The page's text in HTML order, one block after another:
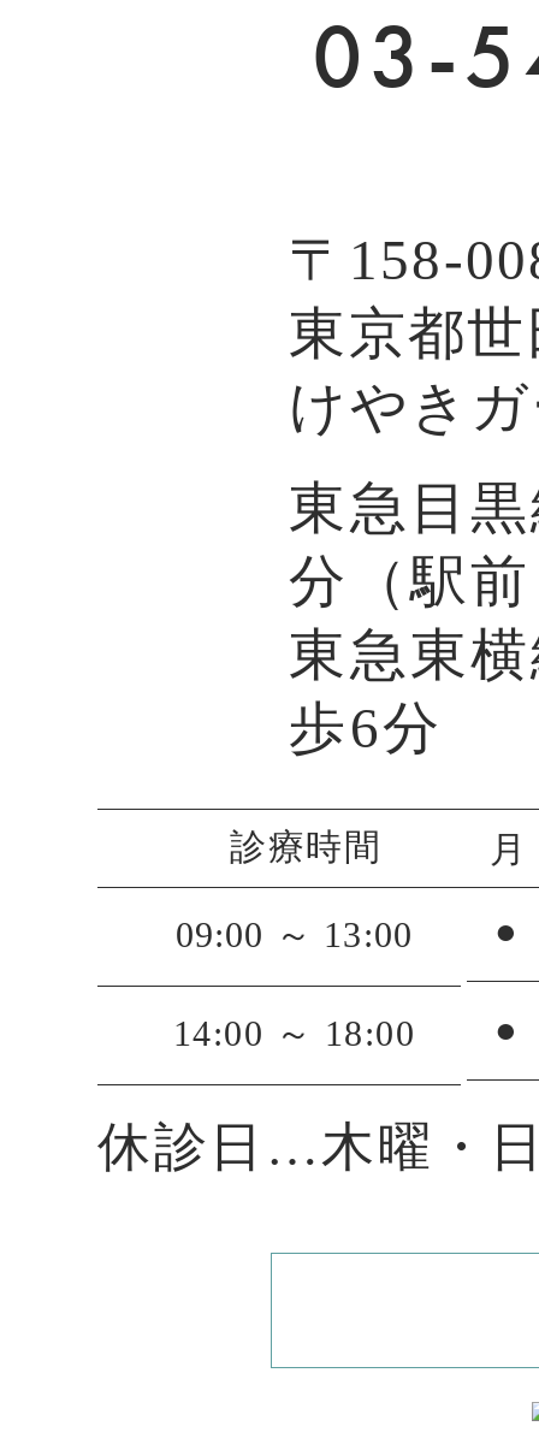
03-
〒158-
東京都
けやき
東急目
分（駅
東急東
歩6分
診療時間 月
09:00 ～ 13:00 ●
14:00 ～ 18:00 ●
休診日…木曜・